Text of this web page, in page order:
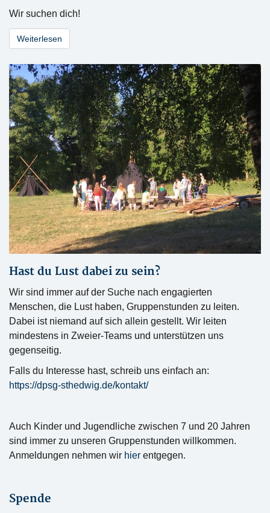
Wir suchen dich!
Weiterlesen
Hast du Lust dabei zu sein?
Wir sind immer auf der Suche nach engagierten
Menschen, die Lust haben, Gruppenstunden zu leiten.
Dabei ist niemand auf sich allein gestellt. Wir leiten
mindestens in Zweier-Teams und unterstützen uns
gegenseitig.
Falls du Interesse hast, schreib uns einfach an:
https://dpsg-sthedwig.de/kontakt/
Auch Kinder und Jugendliche zwischen 7 und 20 Jahren
sind immer zu unseren Gruppenstunden willkommen.
Anmeldungen nehmen wir hier entgegen.
Spende